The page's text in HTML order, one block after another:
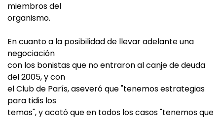
miembros del
organismo.
En cuanto a la posibilidad de llevar adelante una
negociación
con los bonistas que no entraron al canje de deuda
del 2005, y con
el Club de París, aseveró que "tenemos estrategias
para tidis los
temas", y acotó que en todos los casos "tenemos que